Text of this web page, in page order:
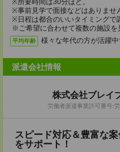
※所要時間は30分ほど。
※事前見学で面接などはありませ
※日程は都合のいいタイミングで
※ご希望に合わせて複数の施設を
平均年齢 様々な年代の方が活躍
派遣会社情報
株式会社ブレイ
労働者派遣事業許可番号:
スピード対応＆豊富な
をサポート！